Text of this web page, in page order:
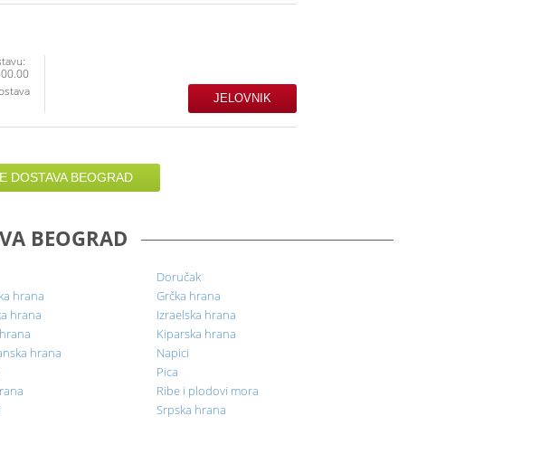
JELOVNIK
DOSTAVA BEOGRAD
BEOGRAD
Doručak
hrana
Grčka hrana
hrana
Izraelska hrana
Kiparska hrana
hrana
Napici
Pica
Ribe i plodovi mora
Srpska hrana